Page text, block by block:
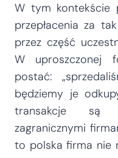
W tym kontekście
przepłacenia za
przez część
W uproszczonej
postać:
będziemy je
transakcje są
zagranicznymi
to polska firma nie